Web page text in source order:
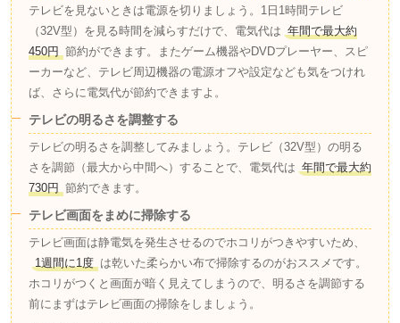
テレビを見ないときは電源を切りましょう。1日1時間テレビ
（32V型）を見る時間を減らすだけで、電気代は 年間で最大約
450円 節約ができます。またゲーム機器やDVDプレーヤー、スピ
ーカーなど、テレビ周辺機器の電源オフや設定なども気をつけれ
ば、さらに電気代が節約できますよ。
テレビの明るさを調整する
テレビの明るさを調整してみましょう。テレビ（32V型）の明る
さを調節（最大から中間へ）することで、電気代は 年間で最大約
730円 節約できます。
テレビ画面をまめに掃除する
テレビ画面は静電気を発生させるのでホコリがつきやすいため、
1週間に1度 は乾いた柔らかい布で掃除するのがおススメです。
ホコリがつくと画面が暗く見えてしまうので、明るさを調節する
前にまずはテレビ画面の掃除をしましょう。